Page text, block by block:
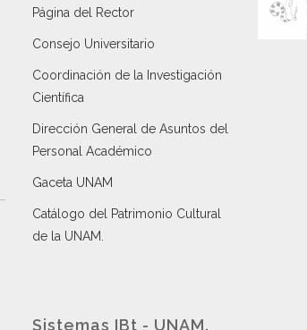
Página del Rector
Consejo Universitario
Coordinación de la Investigación
Científica
Dirección General de Asuntos del
Personal Académico
Gaceta UNAM
Catálogo del Patrimonio Cultural
de la UNAM.
Sistemas IBt - UNAM.